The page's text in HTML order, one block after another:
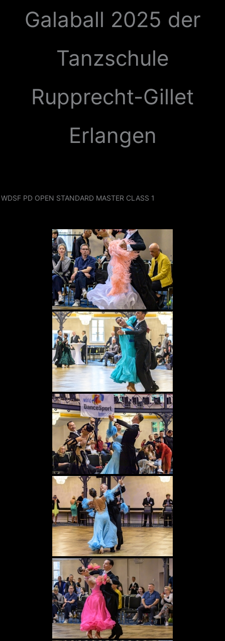
Galaball 2025 der
Tanzschule
Rupprecht-Gillet
Erlangen
WDSF PD OPEN STANDARD MASTER CLASS 1